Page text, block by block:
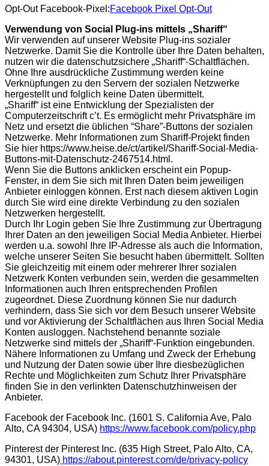
Opt-Out Facebook-Pixel:Facebook Pixel Opt-Out
Verwendung von Social Plug-ins mittels „Shariff“
Wir verwenden auf unserer Website Plug-ins sozialer
Netzwerke. Damit Sie die Kontrolle über Ihre Daten behalten,
nutzen wir die datenschutzsichere „Shariff“-Schaltflächen.
Ohne Ihre ausdrückliche Zustimmung werden keine
Verknüpfungen zu den Servern der sozialen Netzwerke
hergestellt und folglich keine Daten übermittelt.
„Shariff“ ist eine Entwicklung der Spezialisten der
Computerzeitschrift c’t. Es ermöglicht mehr Privatsphäre im
Netz und ersetzt die üblichen “Share”-Buttons der sozialen
Netzwerke. Mehr Informationen zum Shariff-Projekt finden
Sie hier https://www.heise.de/ct/artikel/Shariff-Social-Media-
Buttons-mit-Datenschutz-2467514.html.
Wenn Sie die Buttons anklicken erscheint ein Popup-
Fenster, in dem Sie sich mit Ihren Daten beim jeweiligen
Anbieter einloggen können. Erst nach diesem aktiven Login
durch Sie wird eine direkte Verbindung zu den sozialen
Netzwerken hergestellt.
Durch Ihr Login geben Sie Ihre Zustimmung zur Übertragung
Ihrer Daten an den jeweiligen Social Media Anbieter. Hierbei
werden u.a. sowohl Ihre IP-Adresse als auch die Information,
welche unserer Seiten Sie besucht haben übermittelt. Sollten
Sie gleichzeitig mit einem oder mehrerer Ihrer sozialen
Netzwerk Konten verbunden sein, werden die gesammelten
Informationen auch Ihren entsprechenden Profilen
zugeordnet. Diese Zuordnung können Sie nur dadurch
verhindern, dass Sie sich vor dem Besuch unserer Website
und vor Aktivierung der Schaltflächen aus Ihren Social Media
Konten ausloggen. Nachstehend benannte soziale
Netzwerke sind mittels der „Shariff“-Funktion eingebunden.
Nähere Informationen zu Umfang und Zweck der Erhebung
und Nutzung der Daten sowie über Ihre diesbezüglichen
Rechte und Möglichkeiten zum Schutz Ihrer Privatsphäre
finden Sie in den verlinkten Datenschutzhinweisen der
Anbieter.
Facebook der Facebook Inc. (1601 S. California Ave, Palo
Alto, CA 94304, USA) https://www.facebook.com/policy.php
Pinterest der Pinterest Inc. (635 High Street, Palo Alto, CA,
94301, USA) https://about.pinterest.com/de/privacy-policy